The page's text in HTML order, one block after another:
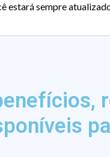
estará sempre